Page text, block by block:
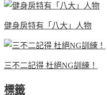
健身房特有「八大」人物
三不二記得 杜絕NG訓練！
標籤